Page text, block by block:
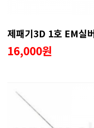
제패기3D 1호 EM실
16,000원